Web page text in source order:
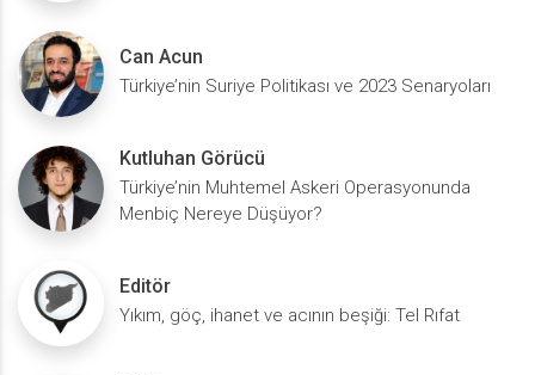
Can Acun
Türkiye’nin Suriye Politikası ve 2023 Senaryoları
Kutluhan Görücü
Türkiye’nin Muhtemel Askeri Operasyonunda
Menbiç Nereye Düşüyor?
Editör
Yıkım, göç, ihanet ve acının beşiği: Tel Rıfat